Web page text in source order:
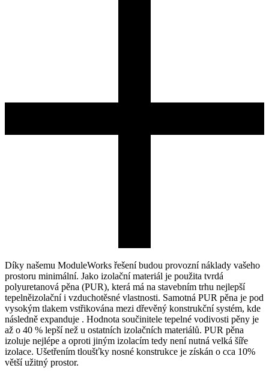
Díky našemu ModuleWorks řešení budou provozní náklady vašeho
prostoru minimální. Jako izolační materiál je použita tvrdá
polyuretanová pěna (PUR), která má na stavebním trhu nejlepší
tepelněizolační i vzduchotěsné vlastnosti. Samotná PUR pěna je pod
vysokým tlakem vstřikována mezi dřevěný konstrukční systém, kde
následně expanduje . Hodnota součinitele tepelné vodivosti pěny je
až o 40 % lepší než u ostatních izolačních materiálů. PUR pěna
izoluje nejlépe a oproti jiným izolacím tedy není nutná velká šíře
izolace. Ušetřením tloušťky nosné konstrukce je získán o cca 10%
větší užitný prostor.